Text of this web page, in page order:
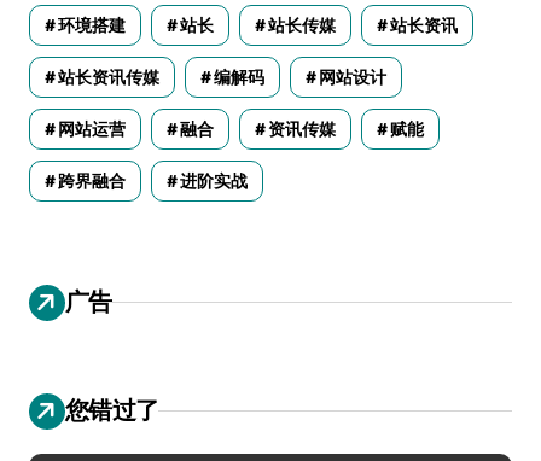
环境搭建 站长 站长传媒 站长资讯
站长资讯传媒 编解码 网站设计
网站运营 融合 资讯传媒 赋能
跨界融合 进阶实战
广告
您错过了